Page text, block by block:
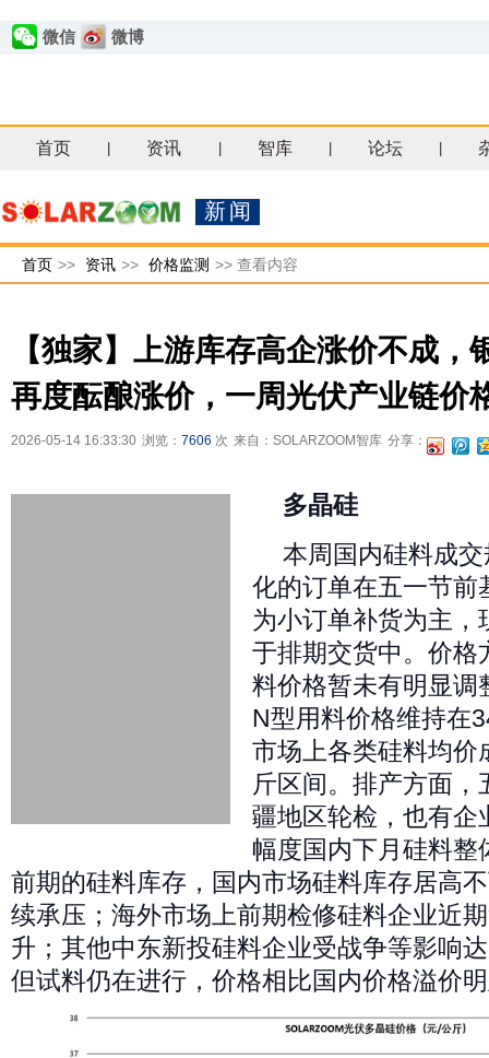
微信 微博
首页 资讯 智库 论坛
新闻
首页 >> 资讯 >> 价格监测 >> 查看内容
【独家】上游库存高企涨价不成，
再度酝酿涨价，一周光伏产业链价
2026-05-14 16:33:30 浏览： 7606 次 来自：SOLARZOOM智库 分享：
多晶硅
本周国内硅料成
化的订单在五一节前
为小订单补货为主
于排期交货中。价格
料价格暂未有明显调
N型用料价格维持在
市场上各类硅料均价
斤区间。排产方面
疆地区轮检，也有企
幅度国内下月硅料整
前期的硅料库存，国内市场硅料库存居高
续承压；海外市场上前期检修硅料企业近
升；其他中东新投硅料企业受战争等影响
但试料仍在进行，价格相比国内价格溢价